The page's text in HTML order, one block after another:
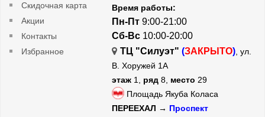
Скидочная карта
Акции
Контакты
Избранное
Время работы:
Пн-Пт 9:00-21:00
Сб-Вс 10:00-20:00
ТЦ "Силуэт" (ЗАКРЫТО), ул.
В. Хоружей 1А
этаж 1, ряд 8, место 29
Площадь Якуба Коласа
ПЕРЕЕХАЛ → Проспект